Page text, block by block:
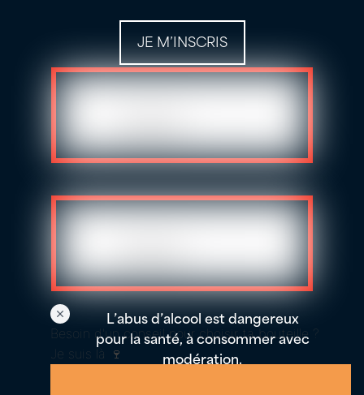
JE M’INSCRIS
L’abus d’alcool est dangereux
pour la santé, à consommer avec
modération.
Besoin d'un conseil pour choisir ta bouteille ?
Je suis là 🍷